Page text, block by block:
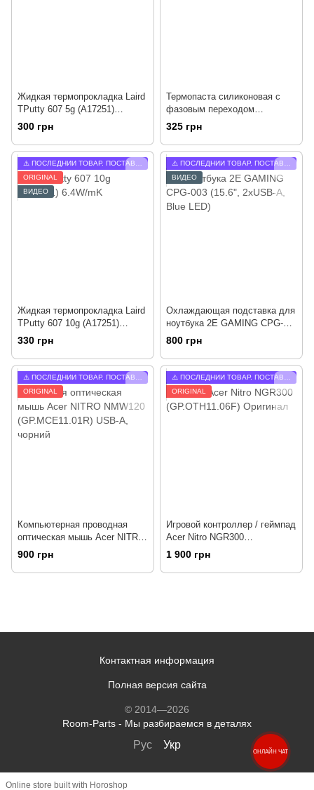
Жидкая термопрокладка Laird
TPutty 607 5g (A17251)
6.4W/mK
300 грн
Термопаста силиконовая с
фазовым переходом
Honeywell 2g (PTM7950-SP)
8.5W/mK
325 грн
ORIGINAL
ВИДЕО
Жидкая термопрокладка Laird
TPutty 607 10g (A17251)
6.4W/mK
330 грн
ВИДЕО
Охлаждающая подставка для
ноутбука 2E GAMING CPG-
003 (15.6", 2xUSB-A, Blue
800 грн
ORIGINAL
Компьютерная проводная
оптическая мышь Acer NITRO
NMW120 (GP.MCE11.01R)
USB-A, чорний
900 грн
ORIGINAL
Игровой контроллер / геймпад
Acer Nitro NGR300
(GP.OTH11.06F)
1 900 грн
Контактная информация
Полная версия сайта
© 2014—2026
Room-Parts - Мы разбираемся в деталях
Рус Укр
Online store built with Horoshop
ОНЛАЙН ЧАТ